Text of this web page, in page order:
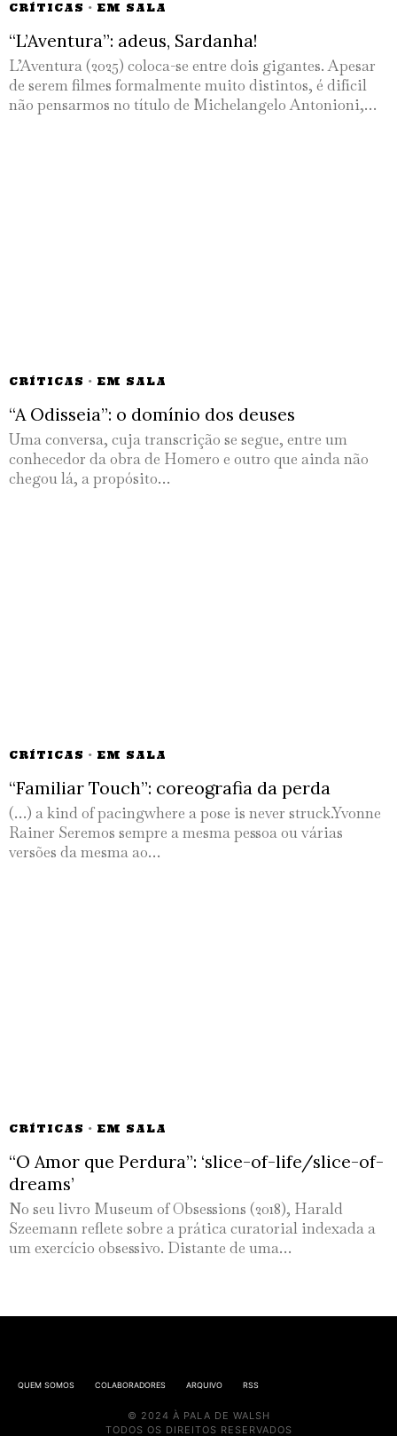
CRÍTICAS · EM SALA
“L’Aventura”: adeus, Sardanha!
L’Aventura (2025) coloca-se entre dois gigantes. Apesar
de serem filmes formalmente muito distintos, é difícil
não pensarmos no título de Michelangelo Antonioni,…
CRÍTICAS · EM SALA
“A Odisseia”: o domínio dos deuses
Uma conversa, cuja transcrição se segue, entre um
conhecedor da obra de Homero e outro que ainda não
chegou lá, a propósito…
CRÍTICAS · EM SALA
“Familiar Touch”: coreografia da perda
(…) a kind of pacingwhere a pose is never struck.Yvonne
Rainer Seremos sempre a mesma pessoa ou várias
versões da mesma ao…
CRÍTICAS · EM SALA
“O Amor que Perdura”: ‘slice-of-life/slice-of-
dreams’
No seu livro Museum of Obsessions (2018), Harald
Szeemann reflete sobre a prática curatorial indexada a
um exercício obsessivo. Distante de uma…
QUEM SOMOS COLABORADORES ARQUIVO RSS
© 2024 À PALA DE WALSH
TODOS OS DIREITOS RESERVADOS